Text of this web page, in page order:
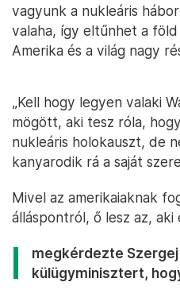
vagyunk a nukleáris
valaha, így eltűnhet a
Amerika és a világ nagy
„Kell hogy legyen valaki
mögött, aki tesz róla,
nukleáris holokauszt, de
kanyarodik rá a saját
Mivel az amerikaiaknak
álláspontról, ő lesz az, aki
megkérdezte
külügyminisztert,